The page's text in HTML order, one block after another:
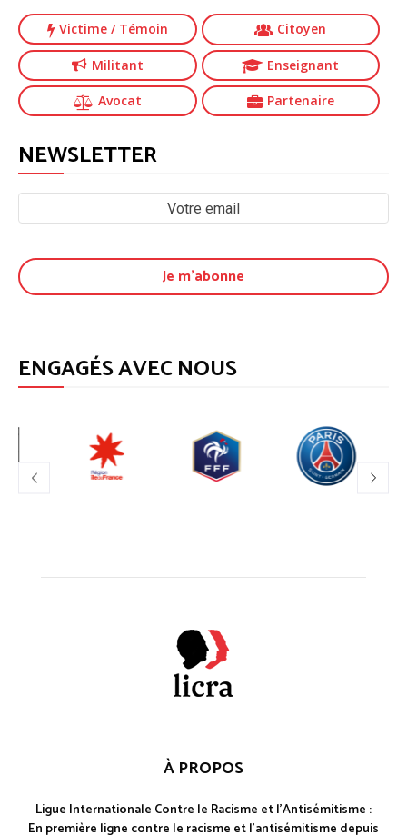
Victime / Témoin Citoyen
Militant Enseignant
Avocat Partenaire
NEWSLETTER
ENGAGÉS AVEC NOUS
À PROPOS
Ligue Internationale Contre le Racisme et l'Antisémitisme :
En première ligne contre le racisme et l'antisémitisme depuis